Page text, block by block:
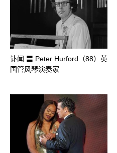
讣闻 〓 Peter Hurford（88）英
国管风琴演奏家